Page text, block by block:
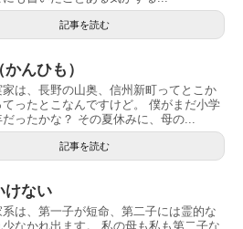
記事を読む
んひも）
は、長野の山奥、信州新町ってとこか
てったとこなんですけど。 僕がまだ小学
ったかな？ その夏休みに、母の...
記事を読む
けない
は、第一子が短命、第二子には霊的な
少なかれ出ます。 私の母も私も第二子な